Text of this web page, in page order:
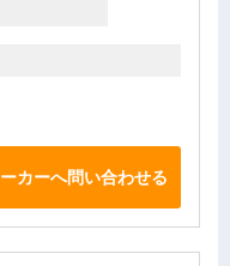
ーカーへ問い合わせる